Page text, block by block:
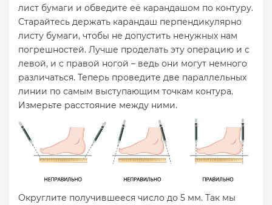
лист бумаги и обведите её карандашом по контуру.
Старайтесь держать карандаш перпендикулярно
листу бумаги, чтобы не допустить ненужных нам
погрешностей. Лучше проделать эту операцию и с
левой, и с правой ногой – ведь они могут немного
различаться. Теперь проведите две параллельных
линии по самым выступающим точкам контура.
Измерьте расстояние между ними.
Округлите получившееся число до 5 мм. Так мы